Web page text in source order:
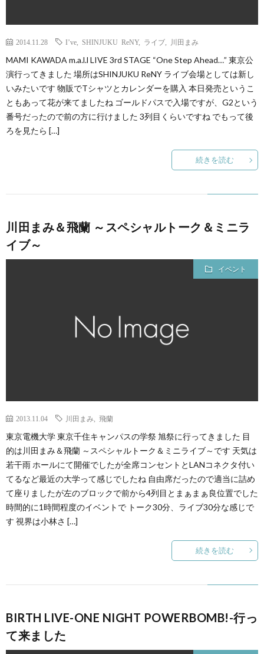
2014.11.28 I’ve SHINJUKU ReNY, ライブ 川田まみ
MAMI KAWADA m.a.l.l LIVE 3rd STAGE “One Step Ahead…” 東京公
演行ってきました 場所はSHINJUKU ReNY ライブ会場としては新し
いみたいです 物販でTシャツとカレンダーを購入 本日発売というこ
ともあって花が来てましたね ゴールドパスで入場ですが、G2という
番号だったので前の方に行けました 3列目くらいですね でもって後
ろを見たら […]
続きを読む
川田まみ＆飛蘭 ～スペシャルトーク＆ミニラ
イブ～
イベント
2013.11.04 川田まみ 飛蘭
東京電機大学 東京千住キャンパスの学祭 旭祭に行ってきました 目
的は川田まみ＆飛蘭 ～スペシャルトーク＆ミニライブ～です 天気は
若干雨 ホールにて開催でしたが全席コンセントとLANコネクタ付い
てるなど最近の大学って感じでしたね 自由席だったので適当に詰め
て座りましたが左のブロックで前から4列目とまぁまぁ良位置でした
時間的に1時間程度のイベントで トーク30分、ライブ30分な感じで
す 視界は小林さ […]
続きを読む
BIRTH LIVE-ONE NIGHT POWERBOMB!-行っ
て来ました